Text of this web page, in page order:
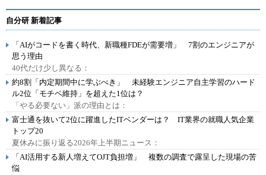
自分研 新着記事
「AIがコードを書く時代、新職種FDEが需要増」 7割のエンジニアが
思う理由
40代だけ少し異なる：
約8割「内定期間中に学ぶべき」 未経験エンジニア自主学習のハード
ル2位「モチベ維持」を超えた1位は？
「やる必要ない」派の理由とは：
富士通を抜いて2位に躍進したITベンダーは？ IT業界の就職人気企業
トップ20
夏休みに振り返る2026年上半期ニュース：
「AI活用する新人増えてOJT負担増」 複数の調査で露呈した現場の苦
悩